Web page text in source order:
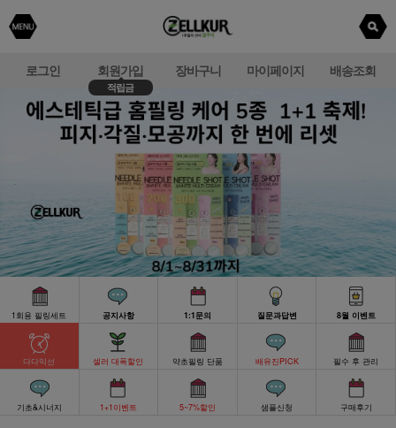
로그인 회원가입
적립금
장바구니 마이페이지 배송조회
1회용 필링세트 공지사항 1:1문의 질문과답변 8월 이벤트
다다익선 셀러 대폭할인 약초필링 단품 배유진PICK 필수 후 관리
기초&시너지 1+1이벤트 5~7%할인 샘플신청 구매후기